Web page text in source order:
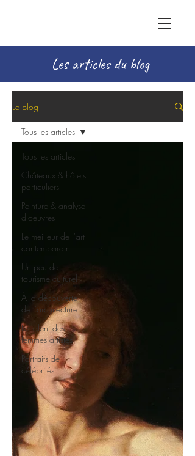
Les articles du blog
Le blog
Tous les articles
Châteaux & hôtels
particuliers
Peinture & analyse
d'oeuvres
Le meilleur de l'art
contemporain
Un peu de
tourisme culturel
À la découverte
de l'architecture
Le talent des
femmes artistes
Portraits de
célébrités
Tous les articles